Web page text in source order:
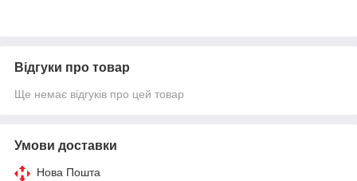
Відгуки про товар
Ще немає відгуків про цей товар
Умови доставки
Нова Пошта